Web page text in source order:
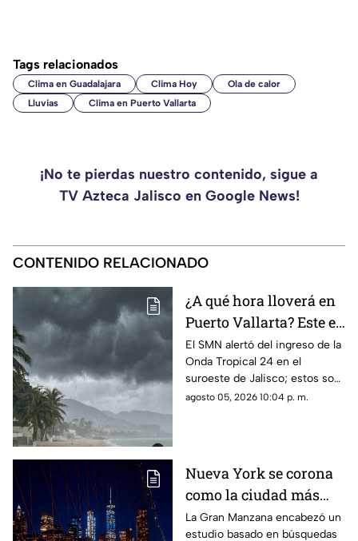
Tags relacionados
Clima en Guadalajara Clima Hoy
Ola de calor
Lluvias
Clima en Puerto Vallarta
¡No te pierdas nuestro contenido, sigue a
TV Azteca Jalisco en Google News!
CONTENIDO RELACIONADO
¿A qué hora lloverá en
Puerto Vallarta? Este es
el pronóstico del clima
para este 6 de agosto
El SMN alertó del ingreso de la
Onda Tropical 24 en el
suroeste de Jalisco; estos son
los cambios en el clima
agosto 05, 2026 10:04 p. m.
Nueva York se corona
como la ciudad más
romántica de Estados
La Gran Manzana encabezó un
estudio basado en búsquedas